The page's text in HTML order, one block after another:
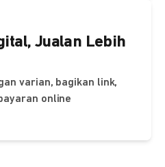
Jualan Lebih
varian, bagikan link,
online